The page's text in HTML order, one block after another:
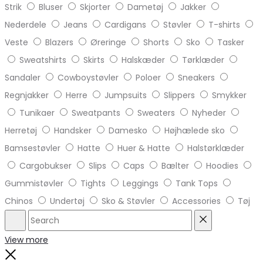
Strik
Bluser Skjorter Dametøj
Jakker
Nederdele
Jeans Cardigans Støvler
T-shirts
Veste
Blazers Øreringe Shorts Sko
Tasker
Sweatshirts
Skirts Halskæder
Tørklæder
Sandaler
Cowboystøvler Poloer
Sneakers
Regnjakker
Herre Jumpsuits Slippers
Smykker
Tunikaer
Sweatpants Sweaters
Nyheder
Herretøj
Handsker Damesko
Højhælede sko
Bamsestøvler
Hatte Huer & Hatte
Halstørklæder
Cargobukser
Slips Caps Bælter
Hoodies
Gummistøvler
Tights Leggings
Tank Tops
Chinos
Undertøj Sko & Støvler Accessories Tøj
Search
View more